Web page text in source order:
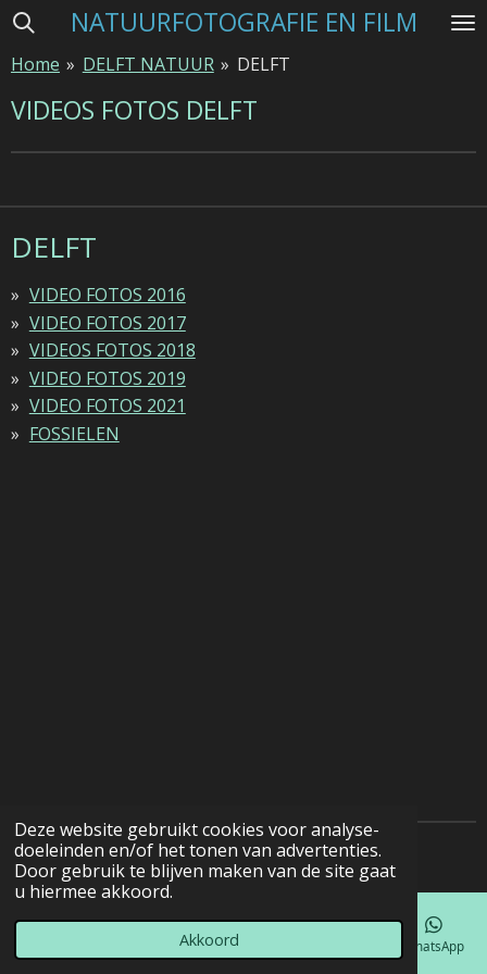
Deze website gebruikt cookies voor analyse-
doeleinden en/of het tonen van advertenties.
Door gebruik te blijven maken van de site gaat
u hiermee akkoord.
Akkoord
Ga
naar
de
NATUURFOTOGRAFIE EN FILM
Home » DELFT NATUUR » DELFT
VIDEOS FOTOS DELFT
DELFT
VIDEO FOTOS 2016
VIDEO FOTOS 2017
VIDEOS FOTOS 2018
VIDEO FOTOS 2019
VIDEO FOTOS 2021
FOSSIELEN
© 2022 - 2026 Natuurfotografie
Telefoonnummer WhatsApp